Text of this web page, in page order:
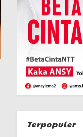
Terpopuler